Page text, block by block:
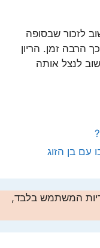
לזכור שבסופה
הרבה זמן. הריון
לנצל אותה
עם בן הזוג
המשתמש בלבד,